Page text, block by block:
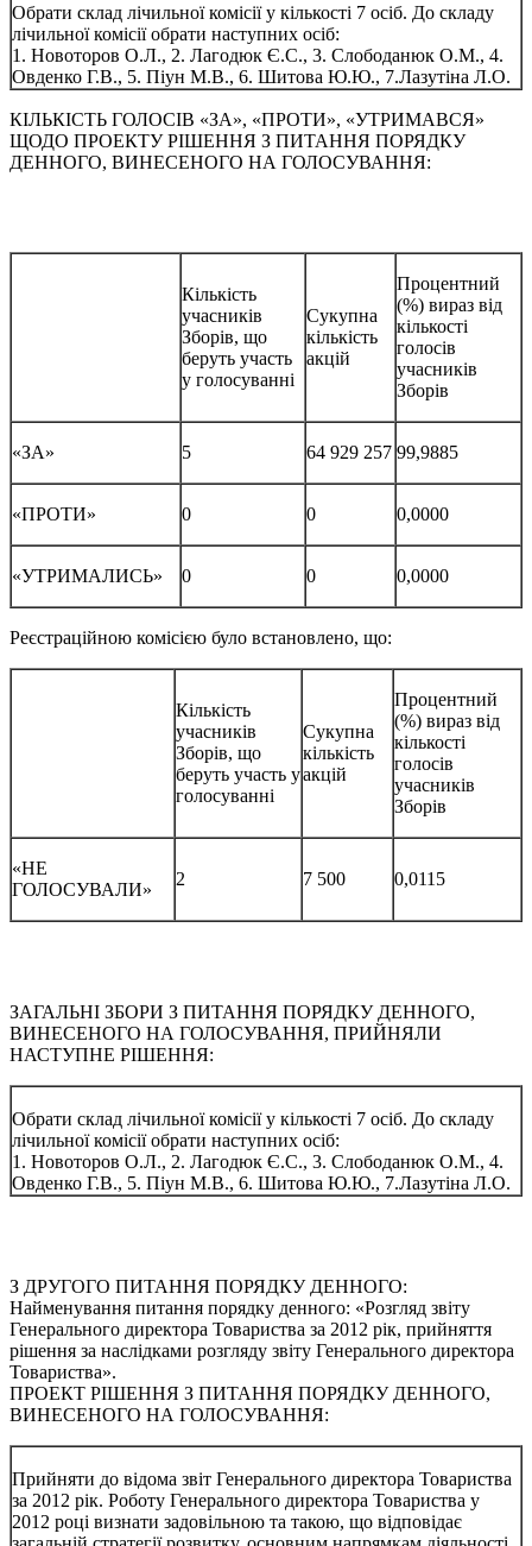
Обрати склад лічильної комісії у кількості 7 осіб. До складу
лічильної комісії обрати наступних осіб:
1. Новоторов О.Л., 2. Лагодюк Є.С., 3. Слободанюк О.М., 4.
Овденко Г.В., 5. Піун М.В., 6. Шитова Ю.Ю., 7.Лазутіна Л.О.
КІЛЬКІСТЬ ГОЛОСІВ «ЗА», «ПРОТИ», «УТРИМАВСЯ»
ЩОДО ПРОЕКТУ РІШЕННЯ З ПИТАННЯ ПОРЯДКУ
ДЕННОГО, ВИНЕСЕНОГО НА ГОЛОСУВАННЯ:
Кількість
учасників
Зборів, що
беруть участь
у голосуванні
Сукупна
кількість
акцій
Процентний
(%) вираз від
кількості
голосів
учасників
Зборів
«ЗА» 5 64 929 257 99,9885
«ПРОТИ» 0 0 0,0000
«УТРИМАЛИСЬ» 0 0 0,0000
Реєстраційною комісією було встановлено, що:
Кількість
учасників
Зборів, що
беруть участь у
голосуванні
Сукупна
кількість
акцій
Процентний
(%) вираз від
кількості
голосів
учасників
Зборів
«НЕ
ГОЛОСУВАЛИ»
2 7 500 0,0115
ЗАГАЛЬНІ ЗБОРИ З ПИТАННЯ ПОРЯДКУ ДЕННОГО,
ВИНЕСЕНОГО НА ГОЛОСУВАННЯ, ПРИЙНЯЛИ
НАСТУПНЕ РІШЕННЯ:
Обрати склад лічильної комісії у кількості 7 осіб. До складу
лічильної комісії обрати наступних осіб:
1. Новоторов О.Л., 2. Лагодюк Є.С., 3. Слободанюк О.М., 4.
Овденко Г.В., 5. Піун М.В., 6. Шитова Ю.Ю., 7.Лазутіна Л.О.
З ДРУГОГО ПИТАННЯ ПОРЯДКУ ДЕННОГО:
Найменування питання порядку денного: «Розгляд звіту
Генерального директора Товариства за 2012 рік, прийняття
рішення за наслідками розгляду звіту Генерального директора
Товариства».
ПРОЕКТ РІШЕННЯ З ПИТАННЯ ПОРЯДКУ ДЕННОГО,
ВИНЕСЕНОГО НА ГОЛОСУВАННЯ:
Прийняти до відома звіт Генерального директора Товариства
за 2012 рік. Роботу Генерального директора Товариства у
2012 році визнати задовільною та такою, що відповідає